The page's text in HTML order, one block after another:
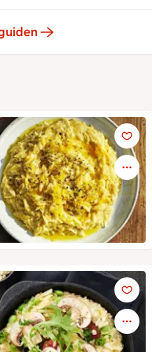
citronrisoni
risoniotto med